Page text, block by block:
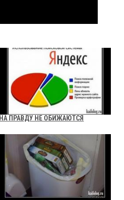
НА ПРАВДУ НЕ ОБИЖАЮТСЯ